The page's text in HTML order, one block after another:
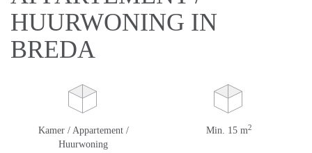
HUURWONING IN
BREDA
Kamer / Appartement /
Huurwoning
Min. 15 m2